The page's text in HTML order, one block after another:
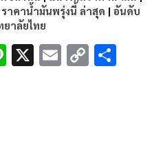
ราคาน้ำมันพรุ่งนี้ ล่าสุด | อันดับ
าลัยไทย
Li X E C